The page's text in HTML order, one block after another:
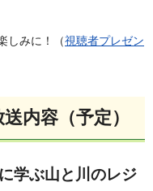
しみに！（視聴者プレゼン
内容（予定）
学ぶ山と川のレジ